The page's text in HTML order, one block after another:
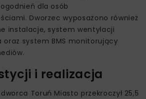
dla osób
Dworzec wyposażono również
instalacje, system wentylacji
oraz system BMS monitorujący
i realizacja
Toruń Miasto przekroczył 25,5